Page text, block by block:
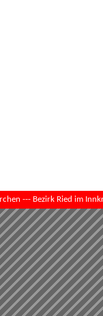
--- Bezirk Ried im